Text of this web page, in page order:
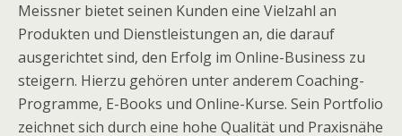
Meissner bietet seinen Kunden eine Vielzahl an
Produkten und Dienstleistungen an, die darauf
ausgerichtet sind, den Erfolg im Online-Business zu
steigern. Hierzu gehören unter anderem Coaching-
Programme, E-Books und Online-Kurse. Sein Portfolio
zeichnet sich durch eine hohe Qualität und Praxisnähe